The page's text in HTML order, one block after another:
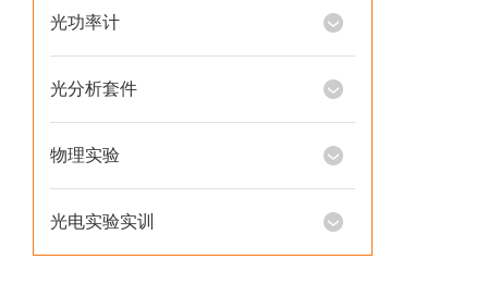
光功率计
光分析套件
物理实验
光电实验实训